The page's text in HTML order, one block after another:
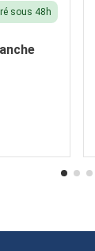
sous 48h